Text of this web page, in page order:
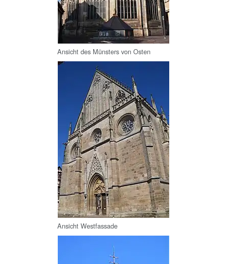
Ansicht des Münsters von Osten
Ansicht Westfassade